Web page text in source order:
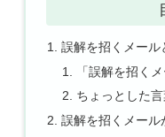
誤解を招くメール
「誤解を招く
ちょっとした
誤解を招くメール